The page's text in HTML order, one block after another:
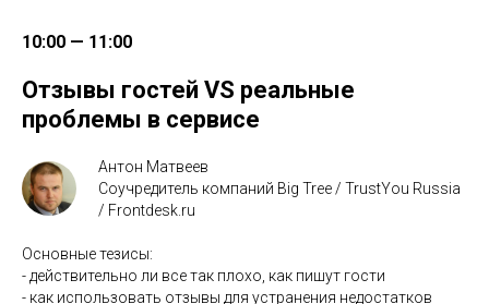
10:00 — 11:00
Отзывы гостей VS реальные
проблемы в сервисе
Антон Матвеев
Соучредитель компаний Big Tree / TrustYou Russia
/ Frontdesk.ru
Основные тезисы:
- действительно ли все так плохо, как пишут гости
- как использовать отзывы для устранения недостатков